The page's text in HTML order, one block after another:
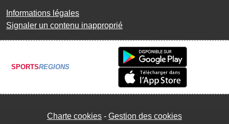
Informations légales
Signaler un contenu inapproprié
SPORTSREGIONS
Charte cookies Gestion des cookies